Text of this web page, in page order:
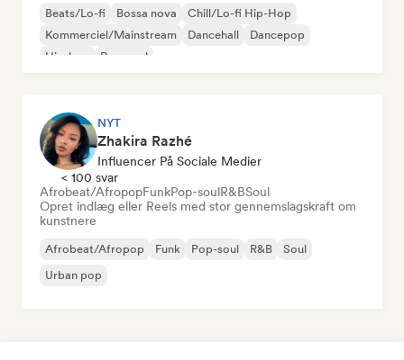
Beats/Lo-fi Bossa nova
Chill/Lo-fi Hip-Hop
Kommerciel/Mainstream
Dancehall
Dancepop
Hip-hop
Pop-soul
NYT
Zhakira Razhé
Influencer På Sociale Medier
< 100 svar
Afrobeat/AfropopFunkPop-soulR&BSoul
Opret indlæg eller Reels med stor gennemslagskraft om
kunstnere
Afrobeat/Afropop Funk Pop-soul R&B
Soul
Urban pop